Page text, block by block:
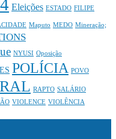
Eleições ESTADO FILIPE
Maputo MEDO Mineração;
NYUSI Oposição
POLÍCIA POVO
RAPTO SALÁRIO
VIOLENCE VIOLÊNCIA